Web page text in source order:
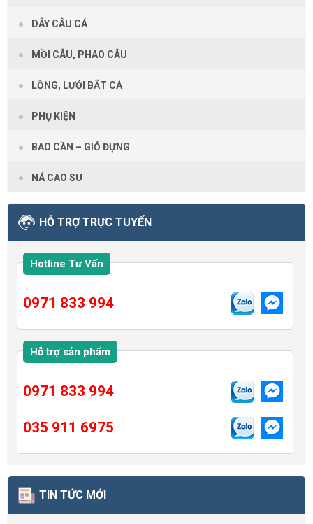
DÂY CÂU CÁ
MỒI CÂU, PHAO CÂU
LỒNG, LƯỚI BẮT CÁ
PHỤ KIỆN
BAO CẦN – GIỎ ĐỰNG
NÁ CAO SU
HỖ TRỢ TRỰC TUYẾN
Hotline Tư Vấn
0971 833 994
Hỗ trợ sản phẩm
0971 833 994
035 911 6975
TIN TỨC MỚI